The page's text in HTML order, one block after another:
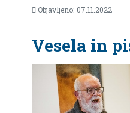
Objavljeno: 07.11.2022
Vesela in